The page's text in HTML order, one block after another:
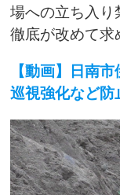
場への立ち入り
徹底が改めて求
【動画】日南
巡視強化など防